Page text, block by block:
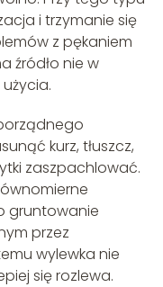
i trzymanie się
z pękaniem
źródło nie w
kurz, tłuszcz,
zaszpachlować.
gruntowanie
przez
wylewka nie
się rozlewa.